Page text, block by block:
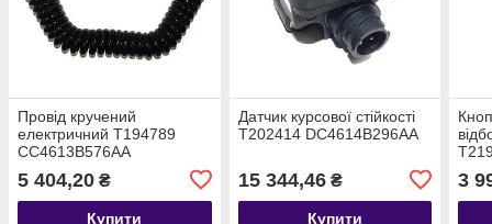
Провід кручений
електричний T194789
CC4613B576AA
5 404,20 ₴
Купити
Датчик курсової стійкості
T202414 DC4614B296AA
15 344,46₴
Купити
3